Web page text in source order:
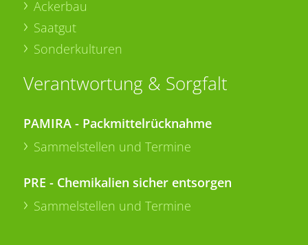
Ackerbau
Saatgut
Sonderkulturen
Verantwortung & Sorgfalt
PAMIRA - Packmittelrücknahme
Sammelstellen und Termine
PRE - Chemikalien sicher entsorgen
Sammelstellen und Termine